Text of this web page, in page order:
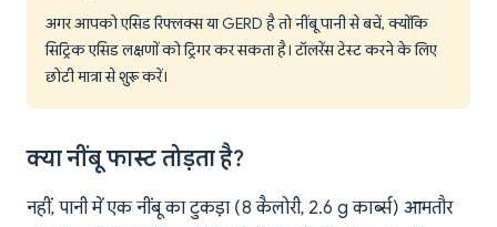
अगर आपको एसिड रिफ्लक्स या GERD है तो नींबू पानी से बचें, क्योंकि
सिट्रिक एसिड लक्षणों को ट्रिगर कर सकता है। टॉलरेंस टेस्ट करने के लिए
छोटी मात्रा से शुरू करें।
क्या नींबू फास्ट तोड़ता है?
नहीं, पानी में एक नींबू का टुकड़ा (8 कैलोरी, 2.6 g कार्ब्स) आमतौर